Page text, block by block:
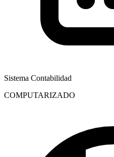
Sistema Contabilidad
COMPUTARIZADO